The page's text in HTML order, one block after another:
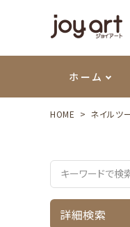
ホーム
モアノ
ウェービージ
マグネティジ
ネイルケア用
ネイルマシン
メタルパーツ
HOME ネイルツ
詳細検索